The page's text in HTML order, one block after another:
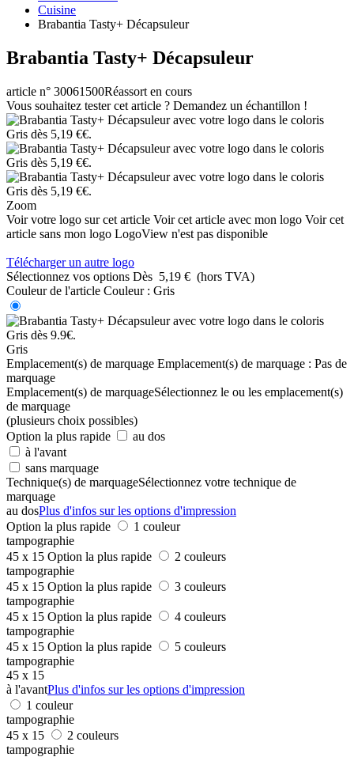
Cuisine
Brabantia Tasty+ Décapsuleur
Brabantia Tasty+ Décapsuleur
article n° 30061500Réassort en cours
Vous souhaitez tester cet article ? Demandez un échantillon !
Zoom
Voir votre logo sur cet article Voir cet article avec mon logo Voir cet
article sans mon logo LogoView n'est pas disponible
Télécharger un autre logo
Sélectionnez vos options Dès 5,19 € (hors TVA)
Couleur de l'article Couleur : Gris
Gris
Emplacement(s) de marquage Emplacement(s) de marquage : Pas de
marquage
Emplacement(s) de marquageSélectionnez le ou les emplacement(s)
de marquage
(plusieurs choix possibles)
Option la plus rapide
au dos
à l'avant
sans marquage
Technique(s) de marquageSélectionnez votre technique de
marquage
au dosPlus d'infos sur les options d'impression
Option la plus rapide
1 couleur
tampographie
45 x 15 Option la plus rapide
2 couleurs
tampographie
45 x 15 Option la plus rapide
3 couleurs
tampographie
45 x 15 Option la plus rapide
4 couleurs
tampographie
45 x 15 Option la plus rapide
5 couleurs
tampographie
45 x 15
à l'avantPlus d'infos sur les options d'impression
1 couleur
tampographie
45 x 15
2 couleurs
tampographie